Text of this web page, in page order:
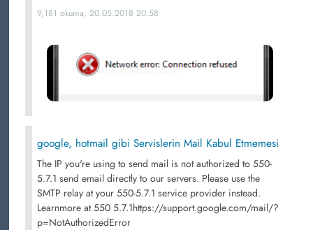
9,181 okuma, 20.05.2018 20:58
google, hotmail gibi Servislerin Mail Kabul Etmemesi
The IP you're using to send mail is not authorized to 550-
5.7.1 send email directly to our servers. Please use the
SMTP relay at your 550-5.7.1 service provider instead.
Learnmore at 550 5.7.1https://support.google.com/mail/?
p=NotAuthorizedError